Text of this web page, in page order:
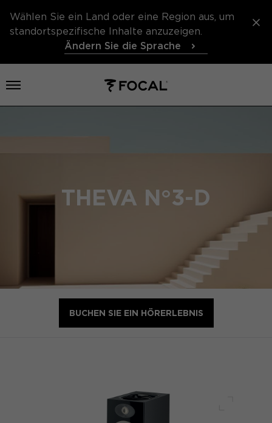
Wählen Sie ein Land oder eine Region aus, um
standortspezifische Inhalte anzuzeigen.
Ändern Sie die Sprache
Menü öffnen
THEVA N°3-D
BUCHEN SIE EIN HÖRERLEBNIS